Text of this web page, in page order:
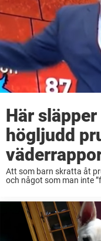
Här
högljudd
Att som barn skratta åt
och något som man inte